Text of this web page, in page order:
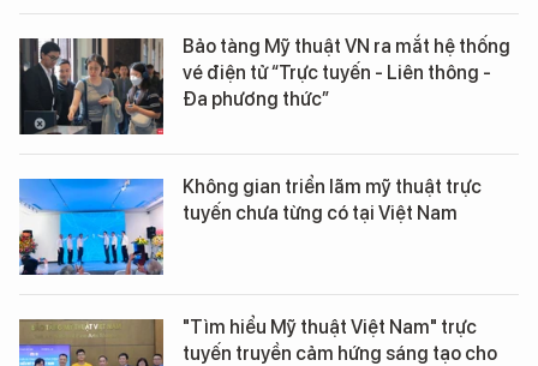
Bảo tàng Mỹ thuật VN ra mắt hệ thống
vé điện tử “Trực tuyến - Liên thông -
Đa phương thức”
Không gian triển lãm mỹ thuật trực
tuyến chưa từng có tại Việt Nam
"Tìm hiểu Mỹ thuật Việt Nam" trực
tuyến truyền cảm hứng sáng tạo cho